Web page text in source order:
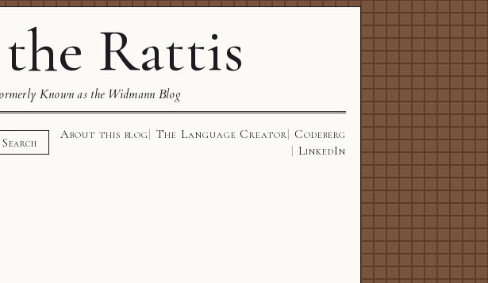
Rattis
Known as the Widmann Blog
Search
About this blog The Language Creator
Codeberg
LinkedIn